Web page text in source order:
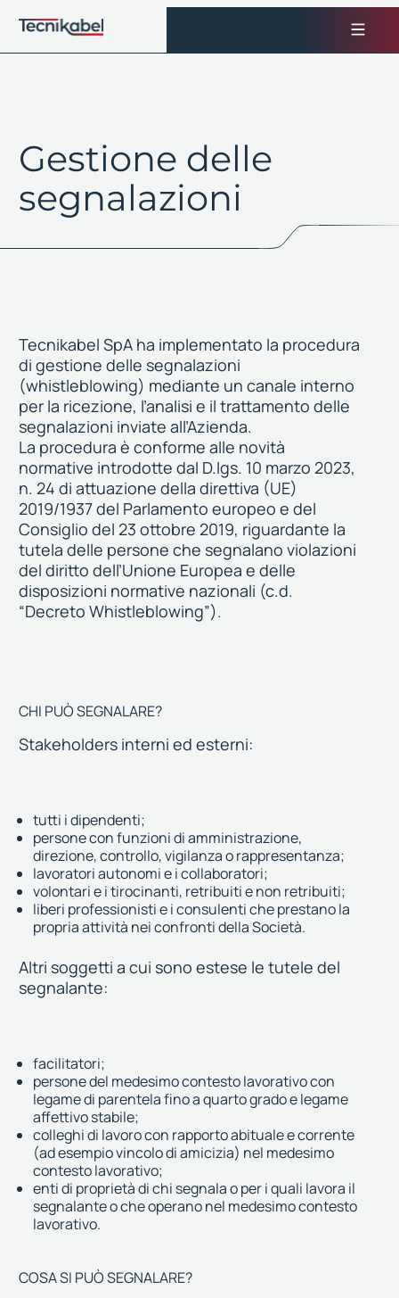
Gestione delle
segnalazioni
Tecnikabel SpA ha implementato la procedura
di gestione delle segnalazioni
(whistleblowing) mediante un canale interno
per la ricezione, l’analisi e il trattamento delle
segnalazioni inviate all’Azienda.
La procedura è conforme alle novità
normative introdotte dal D.lgs. 10 marzo 2023,
n. 24 di attuazione della direttiva (UE)
2019/1937 del Parlamento europeo e del
Consiglio del 23 ottobre 2019, riguardante la
tutela delle persone che segnalano violazioni
del diritto dell’Unione Europea e delle
disposizioni normative nazionali (c.d.
“Decreto Whistleblowing”).
CHI PUÒ SEGNALARE?
Stakeholders interni ed esterni:
tutti i dipendenti;
persone con funzioni di amministrazione,
direzione, controllo, vigilanza o rappresentanza;
lavoratori autonomi e i collaboratori;
volontari e i tirocinanti, retribuiti e non retribuiti;
liberi professionisti e i consulenti che prestano la
propria attività nei confronti della Società.
Altri soggetti a cui sono estese le tutele del
segnalante:
facilitatori;
persone del medesimo contesto lavorativo con
legame di parentela fino a quarto grado e legame
affettivo stabile;
colleghi di lavoro con rapporto abituale e corrente
(ad esempio vincolo di amicizia) nel medesimo
contesto lavorativo;
enti di proprietà di chi segnala o per i quali lavora il
segnalante o che operano nel medesimo contesto
lavorativo.
COSA SI PUÒ SEGNALARE?